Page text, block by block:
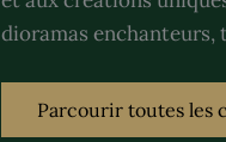
dioramas enchanteurs,
Parcourir toutes les